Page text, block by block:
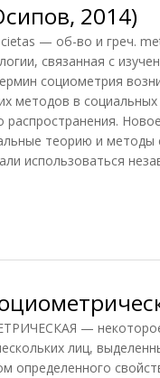
2014)
— об-во и греч.
связанная с
социометрия
методов в
распространения.
теорию и
использоваться
— некоторое
лиц,
определенного